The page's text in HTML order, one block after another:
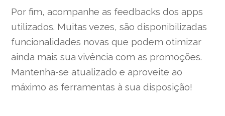
Por fim, acompanhe as feedbacks dos apps
utilizados. Muitas vezes, são disponibilizadas
funcionalidades novas que podem otimizar
ainda mais sua vivência com as promoções.
Mantenha-se atualizado e aproveite ao
máximo as ferramentas à sua disposição!